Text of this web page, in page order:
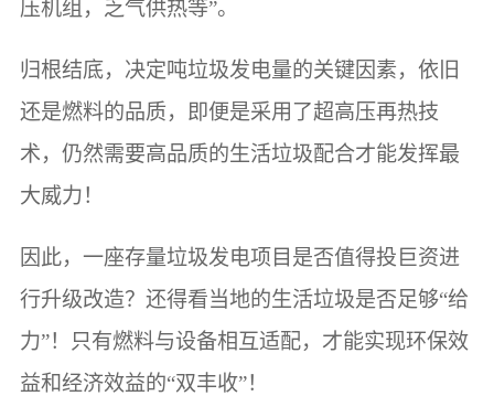
压机组，乏气供热等”。
归根结底，决定吨垃圾发电量的关键因素，依旧
还是燃料的品质，即便是采用了超高压再热技
术，仍然需要高品质的生活垃圾配合才能发挥最
大威力！
因此，一座存量垃圾发电项目是否值得投巨资进
行升级改造？还得看当地的生活垃圾是否足够“给
力”！只有燃料与设备相互适配，才能实现环保效
益和经济效益的“双丰收”！